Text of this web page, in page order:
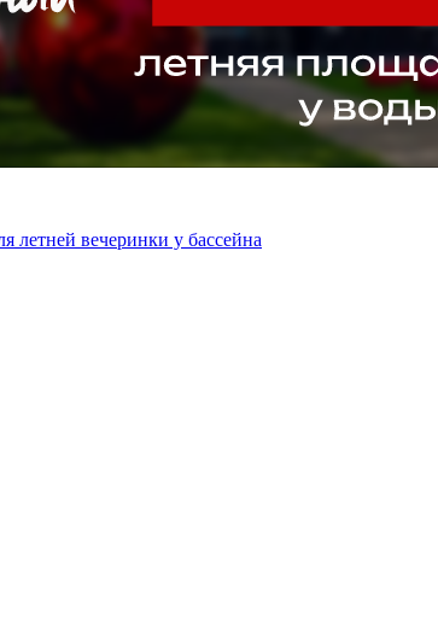
летней вечеринки у бассейна